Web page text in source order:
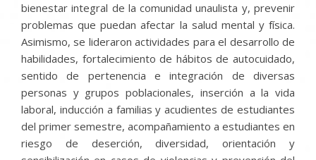
bienestar integral de la comunidad unaulista y, prevenir
problemas que puedan afectar la salud mental y física.
Asimismo, se lideraron actividades para el desarrollo de
habilidades, fortalecimiento de hábitos de autocuidado,
sentido de pertenencia e integración de diversas
personas y grupos poblacionales, inserción a la vida
laboral, inducción a familias y acudientes de estudiantes
del primer semestre, acompañamiento a estudiantes en
riesgo de deserción, diversidad, orientación y